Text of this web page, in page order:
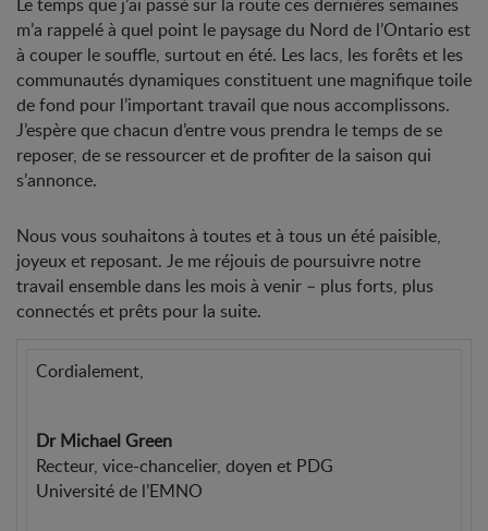
m’a rappelé à quel point le paysage du Nord de l’Ontario est
à couper le souffle, surtout en été. Les lacs, les forêts et les
communautés dynamiques constituent une magnifique toile
de fond pour l’important travail que nous accomplissons.
J’espère que chacun d’entre vous prendra le temps de se
reposer, de se ressourcer et de profiter de la saison qui
s’annonce.
Nous vous souhaitons à toutes et à tous un été paisible,
joyeux et reposant. Je me réjouis de poursuivre notre
travail ensemble dans les mois à venir – plus forts, plus
connectés et prêts pour la suite.
Cordialement,
Dr Michael Green
Recteur, vice-chancelier, doyen et PDG
Université de l’EMNO